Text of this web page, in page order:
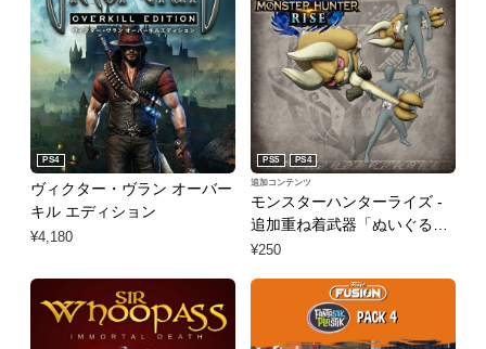
ヴィクター・ヴラン オーバー
キル エディション
PS4
¥4,180
モンスターハンターライズ -
追加重ね着武器「ぬいぐるみ
ディア」(ハンマー)
PS5 PS4
追加コンテンツ
¥250